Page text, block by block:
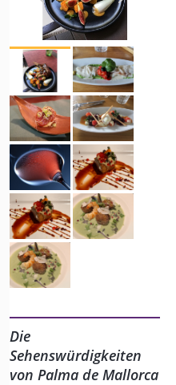
Die
Sehenswürdigkeiten
von Palma de Mallorca